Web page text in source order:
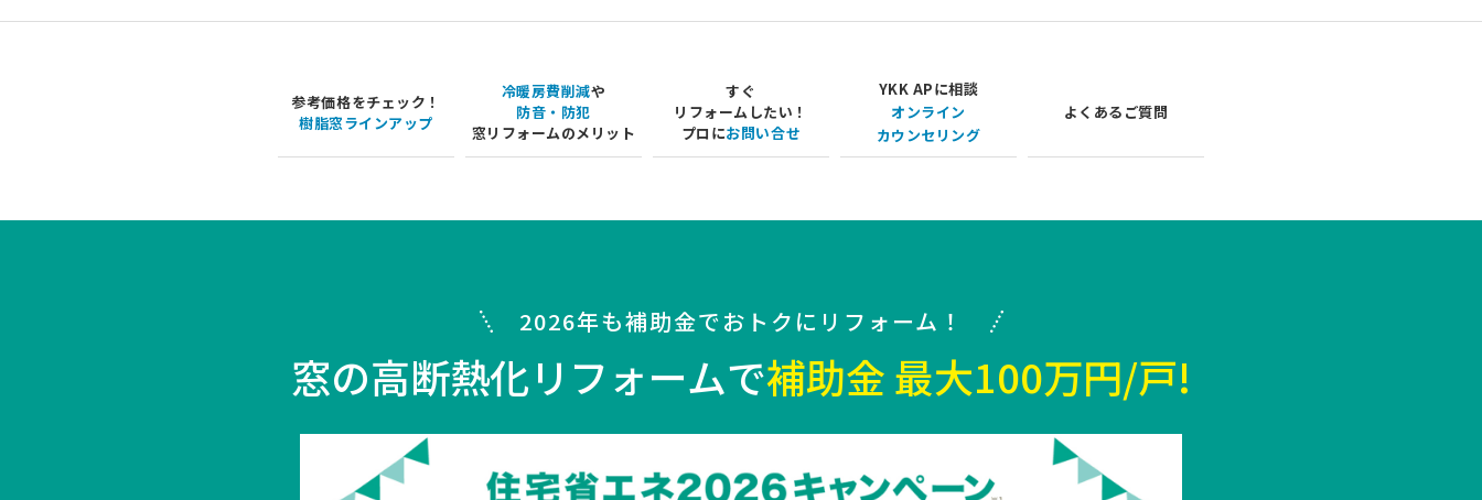
参考価格をチェック！
樹脂窓ラインアップ
冷暖房費削減や
防音・防犯
窓リフォームのメリット
すぐ
リフォームしたい！
プロにお問い合せ
YKK APに相談
オンライン
カウンセリング
よくあるご質問
2026年も補助金でおトクにリフォーム！
窓の高断熱化リフォームで補助金 最大100万円/戸!